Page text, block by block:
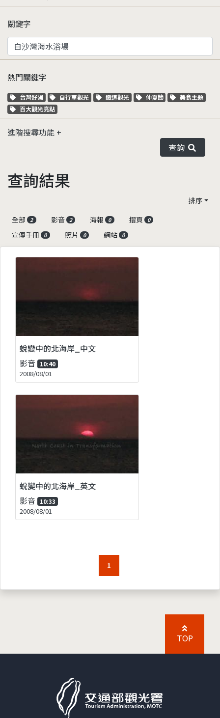
關鍵字
熱門關鍵字
關鍵字標籤
台灣好湯 關鍵字標籤
自行車觀光 關鍵字標籤
鐵道觀光 關鍵字標籤
仲夏節 關鍵字標籤
美食主題
關鍵字標籤
百大觀光亮點
進階搜尋功能
查詢
查詢結果
排序
全部
2 影音 2 海報 0 摺頁 0
宣傳手冊 0 照片 0 網站 0
蛻變中的北海岸_中文
影音 10:40
2008/08/01
蛻變中的北海岸_英文
影音 10:33
2008/08/01
1
TOP